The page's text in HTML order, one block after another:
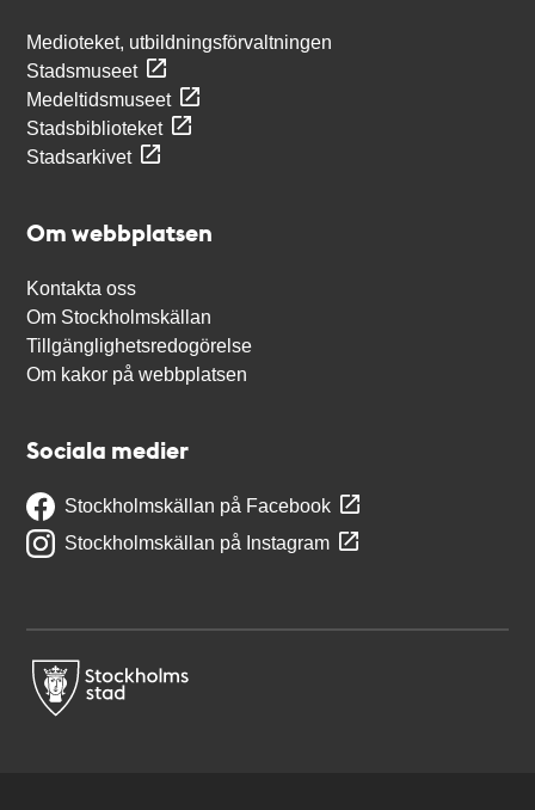
Medioteket, utbildningsförvaltningen
Stadsmuseet
Medeltidsmuseet
Stadsbiblioteket
Stadsarkivet
Om webbplatsen
Kontakta oss
Om Stockholmskällan
Tillgänglighetsredogörelse
Om kakor på webbplatsen
Sociala medier
Stockholmskällan på Facebook
Stockholmskällan på Instagram